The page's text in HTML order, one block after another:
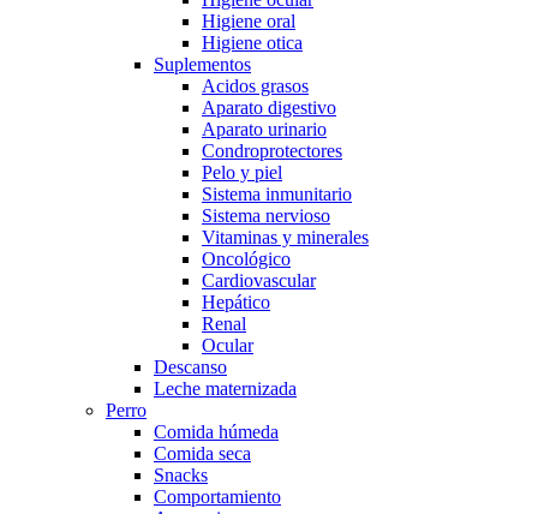
Higiene oral
Higiene otica
Suplementos
Acidos grasos
Aparato digestivo
Aparato urinario
Condroprotectores
Pelo y piel
Sistema inmunitario
Sistema nervioso
Vitaminas y minerales
Oncológico
Cardiovascular
Hepático
Renal
Ocular
Descanso
Leche maternizada
Perro
Comida húmeda
Comida seca
Snacks
Comportamiento